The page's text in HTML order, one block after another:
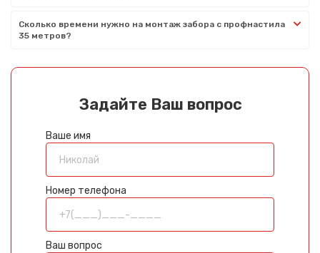
Сколько времени нужно на монтаж забора с профнастила
35 метров?
Задайте Ваш вопрос
Ваше имя
Номер телефона
Ваш вопрос